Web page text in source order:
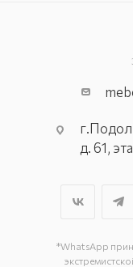
д. 61,
г.
*WhatsApp